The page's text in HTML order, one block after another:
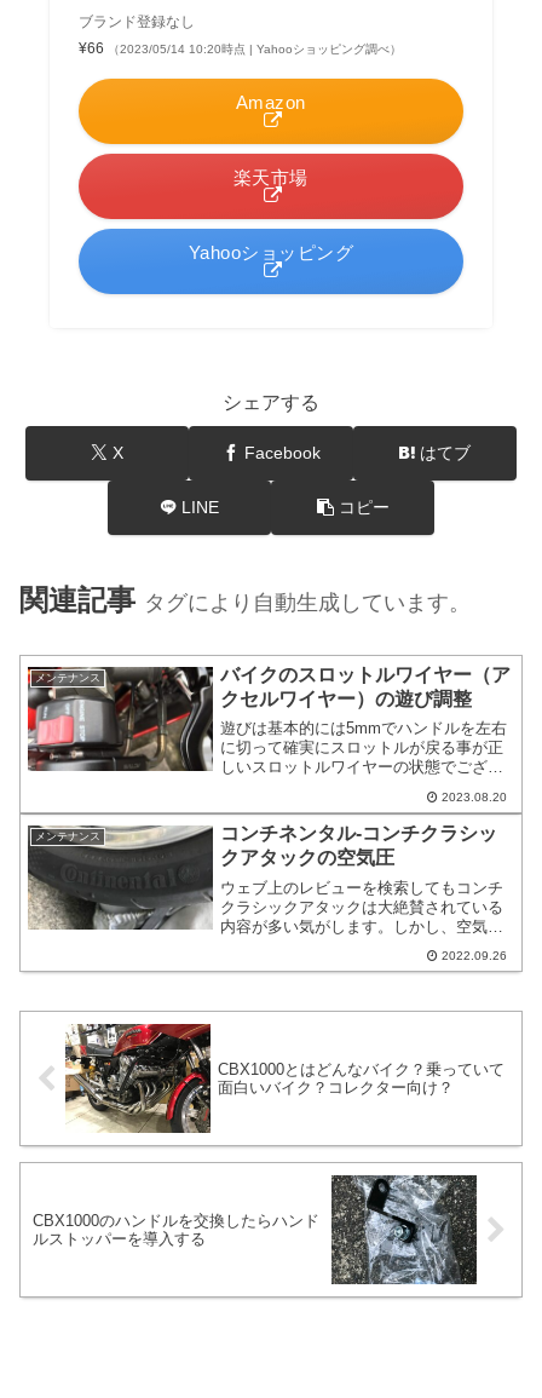
ブランド登録なし
¥66
（2023/05/14 10:20時点 | Yahooショッピング調べ）
Amazon
楽天市場
Yahooショッピング
シェアする
X Facebook はてブ
LINE コピー
関連記事 タグにより自動生成しています。
メンテナンス
バイクのスロットルワイヤー（ア
クセルワイヤー）の遊び調整
遊びは基本的には5mmでハンドルを左右
に切って確実にスロットルが戻る事が正
しいスロットルワイヤーの状態でござい
クセルワイヤー）の遊び調整のブログ投
稿です。着脱したりとか注意点なども踏
まえて書いていきます。
2023.08.20
メンテナンス
コンチネンタル-コンチクラシッ
クアタックの空気圧
ウェブ上のレビューを検索してもコンチ
クラシックアタックは大絶賛されている
内容が多い気がします。しかし、空気圧
よね。というわけで冒頭にも書いていま
2022.09.26
CBX1000とはどんなバイク？乗っていて
面白いバイク？コレクター向け？
CBX1000のハンドルを交換したらハンド
ルストッパーを導入する